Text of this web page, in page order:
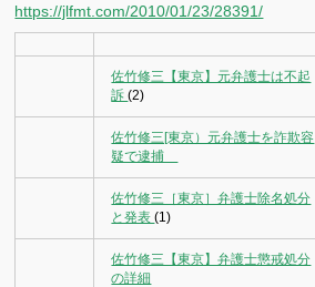
https://jlfmt.com/2010/01/23/28391/
佐竹修三【東京】元弁護士は不起
訴(2)
佐竹修三[東京）元弁護士を詐欺容
疑で逮捕
佐竹修三［東京］弁護士除名処分
と発表(1)
佐竹修三【東京】弁護士懲戒処分
の詳細